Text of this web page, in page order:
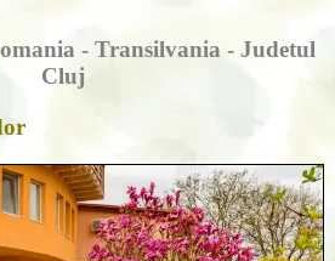
- Transilvania - Judetul
Cluj